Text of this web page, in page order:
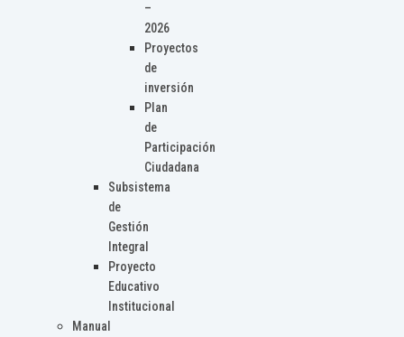
–
2026
Proyectos
de
inversión
Plan
de
Participación
Ciudadana
Subsistema
de
Gestión
Integral
Proyecto
Educativo
Institucional
Manual